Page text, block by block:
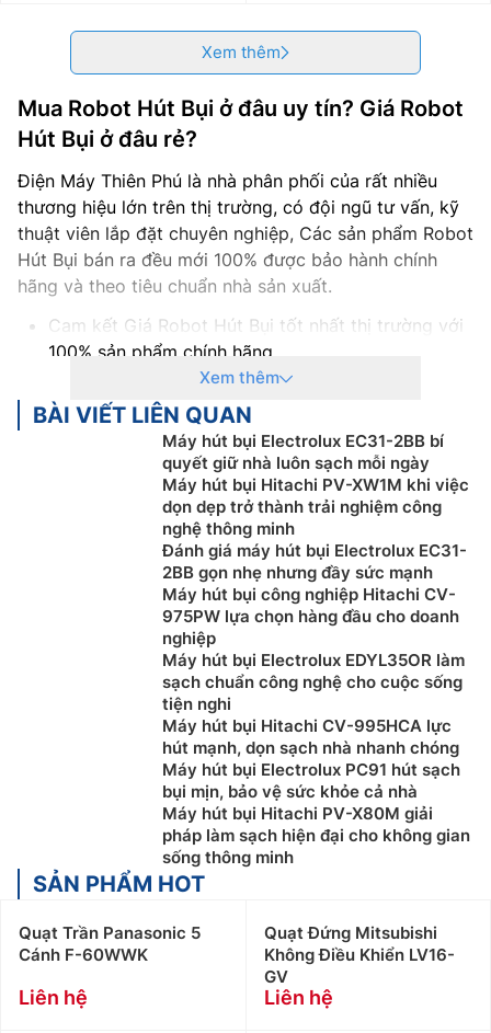
Xem thêm
Mua Robot Hút Bụi ở đâu uy tín? Giá Robot
Hút Bụi ở đâu rẻ?
Điện Máy Thiên Phú là nhà phân phối của rất nhiều
thương hiệu lớn trên thị trường, có đội ngũ tư vấn, kỹ
thuật viên lắp đặt chuyên nghiệp, Các sản phẩm Robot
Hút Bụi bán ra đều mới 100% được bảo hành chính
hãng và theo tiêu chuẩn nhà sản xuất.
Cam kết Giá Robot Hút Bụi tốt nhất thị trường với
100% sản phẩm chính hãng
Thanh toán khi mua Robot Hút Bụi thuận tiện, bằng
tiền mặt, Sec hoặc chuyển khoản
Để được tư vấn miễn phí, hỗ trợ kỹ thuật, hướng
dẫn sử dụng quý khách hàng vui lòng liên hệ:
Khách hàng là nhà thầu, Xây dựng công trình lớn
muốn hỗ trợ về thiết kế, tư vấn về kỹ thuật cũng
như cần kỹ thuật viên thi công lắp đặt tại công
trình vui lòng Liên Hệ: 0919876633– 0983616996
Khách hàng ở Khu vực Ninh Bình xin vui lòng liên
hệ: 0912339019
Khách hàng ở Khu vực Vĩnh Phúc xin vui lòng liên
hệ: 0982067318
Khách hàng ở Khu vực Bắc Giang xin vui lòng liên
hệ: 0983666996
Xem thêm
BÀI VIẾT LIÊN QUAN
Máy hút bụi Electrolux EC31-2BB bí
quyết giữ nhà luôn sạch mỗi ngày
Máy hút bụi Hitachi PV-XW1M khi việc
dọn dẹp trở thành trải nghiệm công
nghệ thông minh
Đánh giá máy hút bụi Electrolux EC31-
2BB gọn nhẹ nhưng đầy sức mạnh
Máy hút bụi công nghiệp Hitachi CV-
975PW lựa chọn hàng đầu cho doanh
nghiệp
Máy hút bụi Electrolux EDYL35OR làm
sạch chuẩn công nghệ cho cuộc sống
tiện nghi
Máy hút bụi Hitachi CV-995HCA lực
hút mạnh, dọn sạch nhà nhanh chóng
Máy hút bụi Electrolux PC91 hút sạch
bụi mịn, bảo vệ sức khỏe cả nhà
Máy hút bụi Hitachi PV-X80M giải
pháp làm sạch hiện đại cho không gian
sống thông minh
SẢN PHẨM HOT
Quạt Trần Panasonic 5
Cánh F-60WWK
Liên hệ
Quạt Đứng Mitsubishi
Không Điều Khiển LV16-
GV
Liên hệ